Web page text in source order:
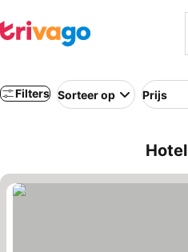
Filters Sorteer op Prijs